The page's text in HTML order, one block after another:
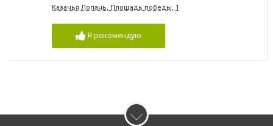
Казачья Лопань, Площадь победы, 1
Я рекомендую